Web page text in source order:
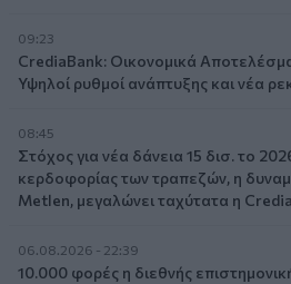
09:23
CrediaBank: Οικονομικά
Υψηλοί ρυθμοί ανάπτυξης και νέα
08:45
Στόχος για νέα δάνεια 15 δισ. το
κερδοφορίας των τραπεζών, η
Metlen, μεγαλώνει ταχύτατα η
06.08.2026 - 22:39
10.000 φορές η διεθνής